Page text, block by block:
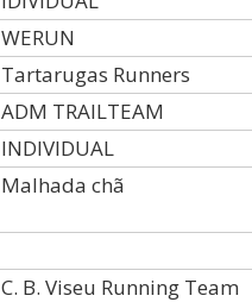
WERUN
Tartarugas Runners
ADM TRAILTEAM
INDIVIDUAL
Malhada chã
C. B. Viseu Running Team